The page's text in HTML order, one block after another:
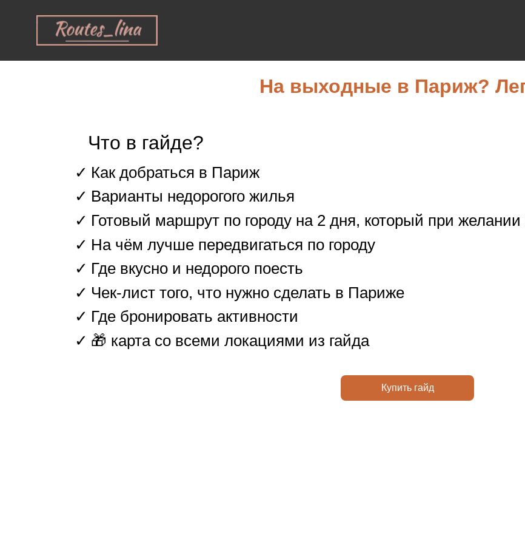
На выходные в Париж?
Что в гайде?
Как добраться в Париж
Варианты недорогого жилья
Готовый маршрут по городу на 2 дня, который при
На чём лучше передвигаться по городу
Где вкусно и недорого поесть
Чек-лист того, что нужно сделать в Париже
Где бронировать активности
🎁 карта со всеми локациями из гайда
Купить гайд